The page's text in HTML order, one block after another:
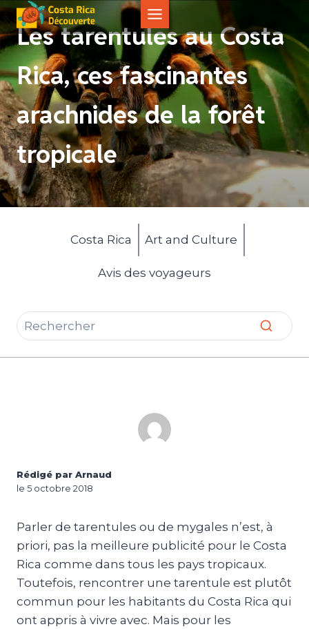
Aller
au
contenu
Les tarentules au Costa
Rica, ces fascinantes
arachnides de la forêt
tropicale
Costa Rica Art and Culture
Avis des voyageurs
Rédigé par Arnaud
le 5 octobre 2018
Parler de tarentules ou de mygales n’est, à
priori, pas la meilleure publicité pour le Costa
Rica comme dans tous les pays tropicaux.
Toutefois, rencontrer une tarentule est plutôt
commun pour les habitants du Costa Rica qui
ont appris à vivre avec. Mais pour les